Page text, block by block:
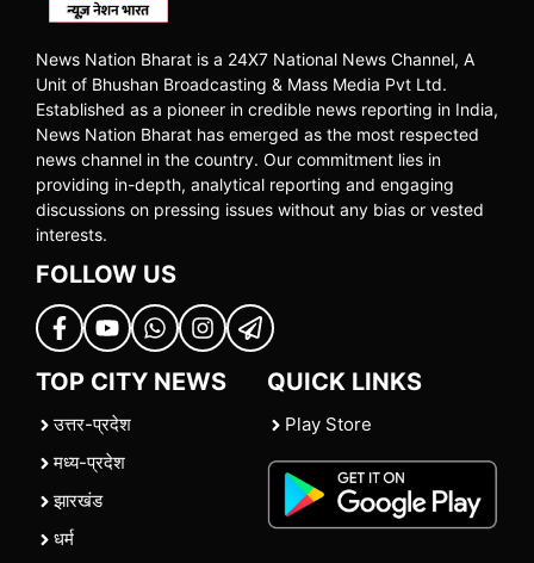
News Nation Bharat is a 24X7 National News Channel, A
Unit of Bhushan Broadcasting & Mass Media Pvt Ltd.
Established as a pioneer in credible news reporting in India,
News Nation Bharat has emerged as the most respected
news channel in the country. Our commitment lies in
providing in-depth, analytical reporting and engaging
discussions on pressing issues without any bias or vested
interests.
FOLLOW US
TOP CITY NEWS
उत्तर-प्रदेश
मध्य-प्रदेश
झारखंड
धर्म
QUICK LINKS
Play Store